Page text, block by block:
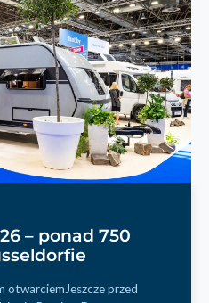
– ponad 750
otwarciemJeszcze przed